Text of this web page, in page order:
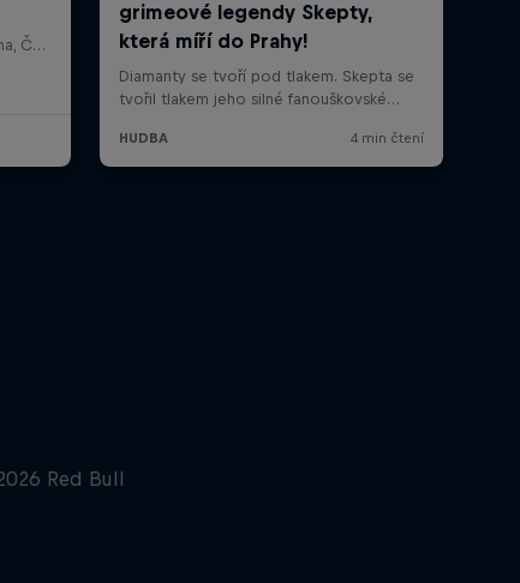
GARBE - Holešovická elektrárna, Česko